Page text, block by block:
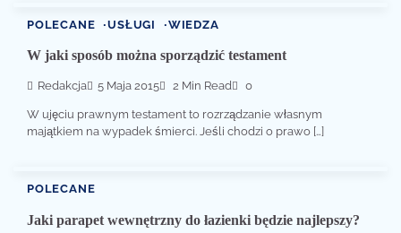
POLECANE USŁUGI WIEDZA
W jaki sposób można sporządzić testament
Redakcja 5 Maja 2015 2 Min Read 0
W ujęciu prawnym testament to rozrządzanie własnym
majątkiem na wypadek śmierci. Jeśli chodzi o prawo […]
POLECANE
Jaki parapet wewnętrzny do łazienki będzie najlepszy?